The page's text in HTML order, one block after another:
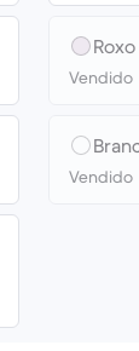
Roxo
Vendido
Vendido